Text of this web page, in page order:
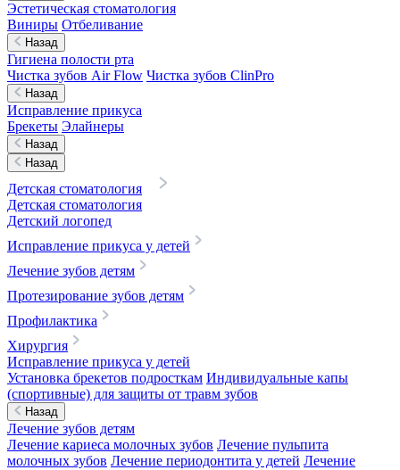
Эстетическая стоматология
Виниры Отбеливание
Назад
Гигиена полости рта
Чистка зубов Air Flow Чистка зубов ClinPro
Назад
Исправление прикуса
Брекеты Элайнеры
Назад
Назад
Детская стоматология
Детская стоматология
Детский логопед
Исправление прикуса у детей
Лечение зубов детям
Протезирование зубов детям
Профилактика
Хирургия
Исправление прикуса у детей
Установка брекетов подросткам Индивидуальные капы
(спортивные) для защиты от травм зубов
Назад
Лечение зубов детям
Лечение кариеса молочных зубов Лечение пульпита
молочных зубов Лечение периодонтита у детей Лечение